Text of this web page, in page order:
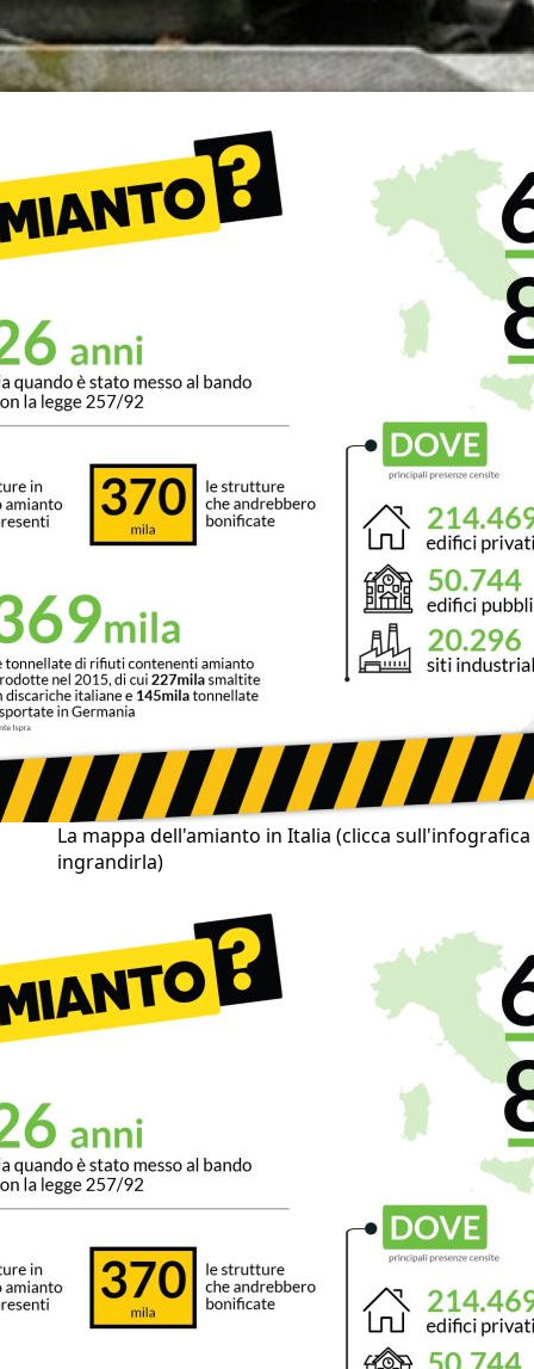
La mappa dell'amianto in Italia (clicca
ingrandirla)